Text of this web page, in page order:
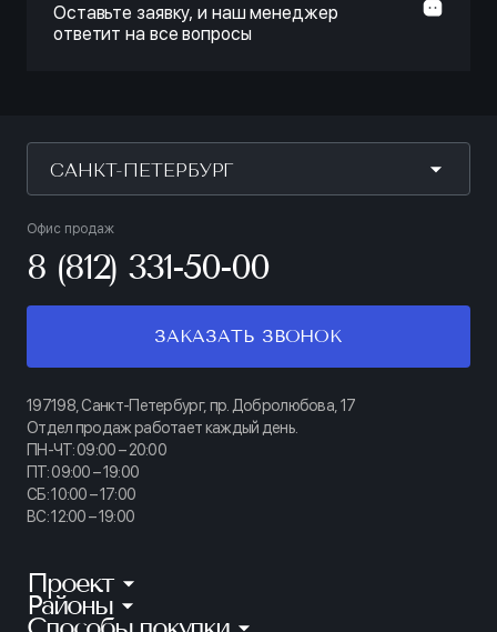
Оставьте заявку, и наш менеджер
ответит на все вопросы
САНКТ-ПЕТЕРБУРГ
Офис продаж
8 (812) 331-50-00
ЗАКАЗАТЬ ЗВОНОК
197198, Санкт-Петербург, пр. Добролюбова, 17
Отдел продаж работает каждый день.
ПН-ЧТ: 09:00 – 20:00
ПТ: 09:00 – 19:00
СБ: 10:00 – 17:00
ВС: 12:00 – 19:00
Проект
КИНОПАРК
Районы
Калининский